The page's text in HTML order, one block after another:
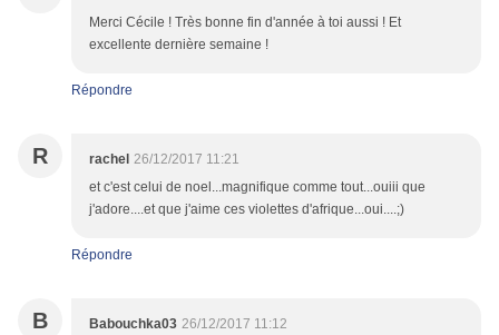
Merci Cécile ! Très bonne fin d'année à toi aussi ! Et
excellente dernière semaine !
Répondre
R rachel 26/12/2017 11:21
et c'est celui de noel...magnifique comme tout...ouiii que
j'adore....et que j'aime ces violettes d'afrique...oui....;)
Répondre
B Babouchka03 26/12/2017 11:12